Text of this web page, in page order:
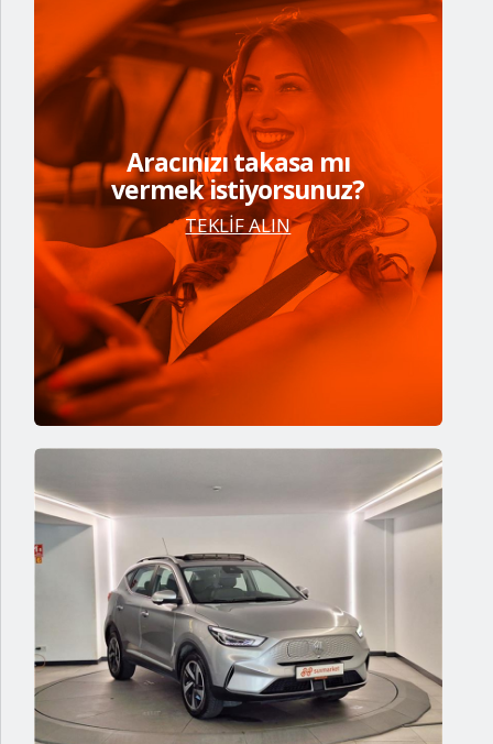
Aracınızı takasa mı
vermek istiyorsunuz?
TEKLİF ALIN